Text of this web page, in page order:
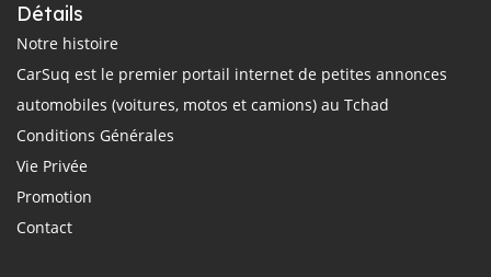
Détails
Notre histoire
CarSuq est le premier portail internet de petites annonces
automobiles (voitures, motos et camions) au Tchad
Conditions Générales
Vie Privée
Promotion
Contact